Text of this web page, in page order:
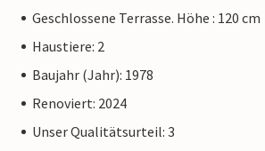
Geschlossene Terrasse. Höhe : 120 cm
Haustiere: 2
Baujahr (Jahr): 1978
Renoviert: 2024
Unser Qualitätsurteil: 3